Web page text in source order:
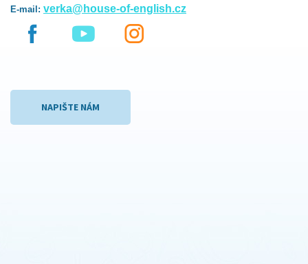
E-mail: verka@house-of-english.cz
NAPIŠTE NÁM